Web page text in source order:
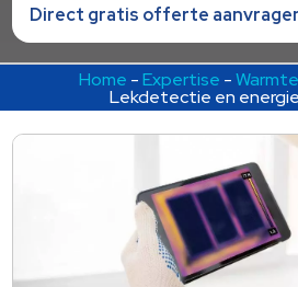
Direct gratis offerte
Home -Expertise -
Lekdetectie en